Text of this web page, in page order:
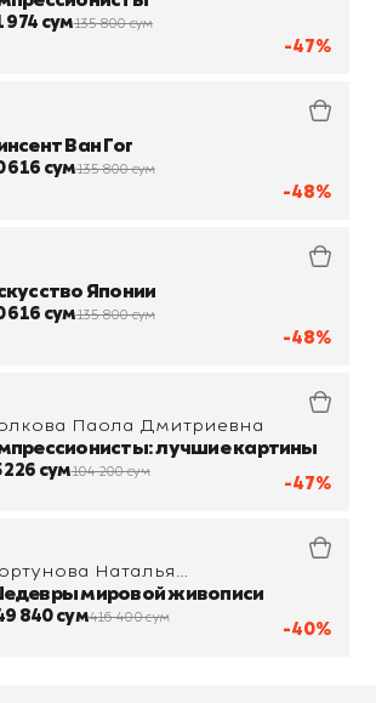
-47%
974 сум135 800 сум
-48%
Ван Гог
616 сум135 800 сум
-48%
Японии
616 сум135 800 сум
-47%
Паола Дмитриевна
лучшие картины
226 сум104 200 сум
-40%
Наталья
мировой живописи
840 сум416 400 сум